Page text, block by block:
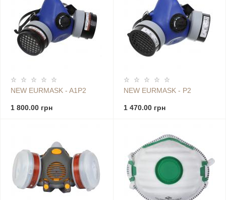
NEW EURMASK - A1P2
1 800.00 грн
NEW EURMASK - P2
1 470.00 грн